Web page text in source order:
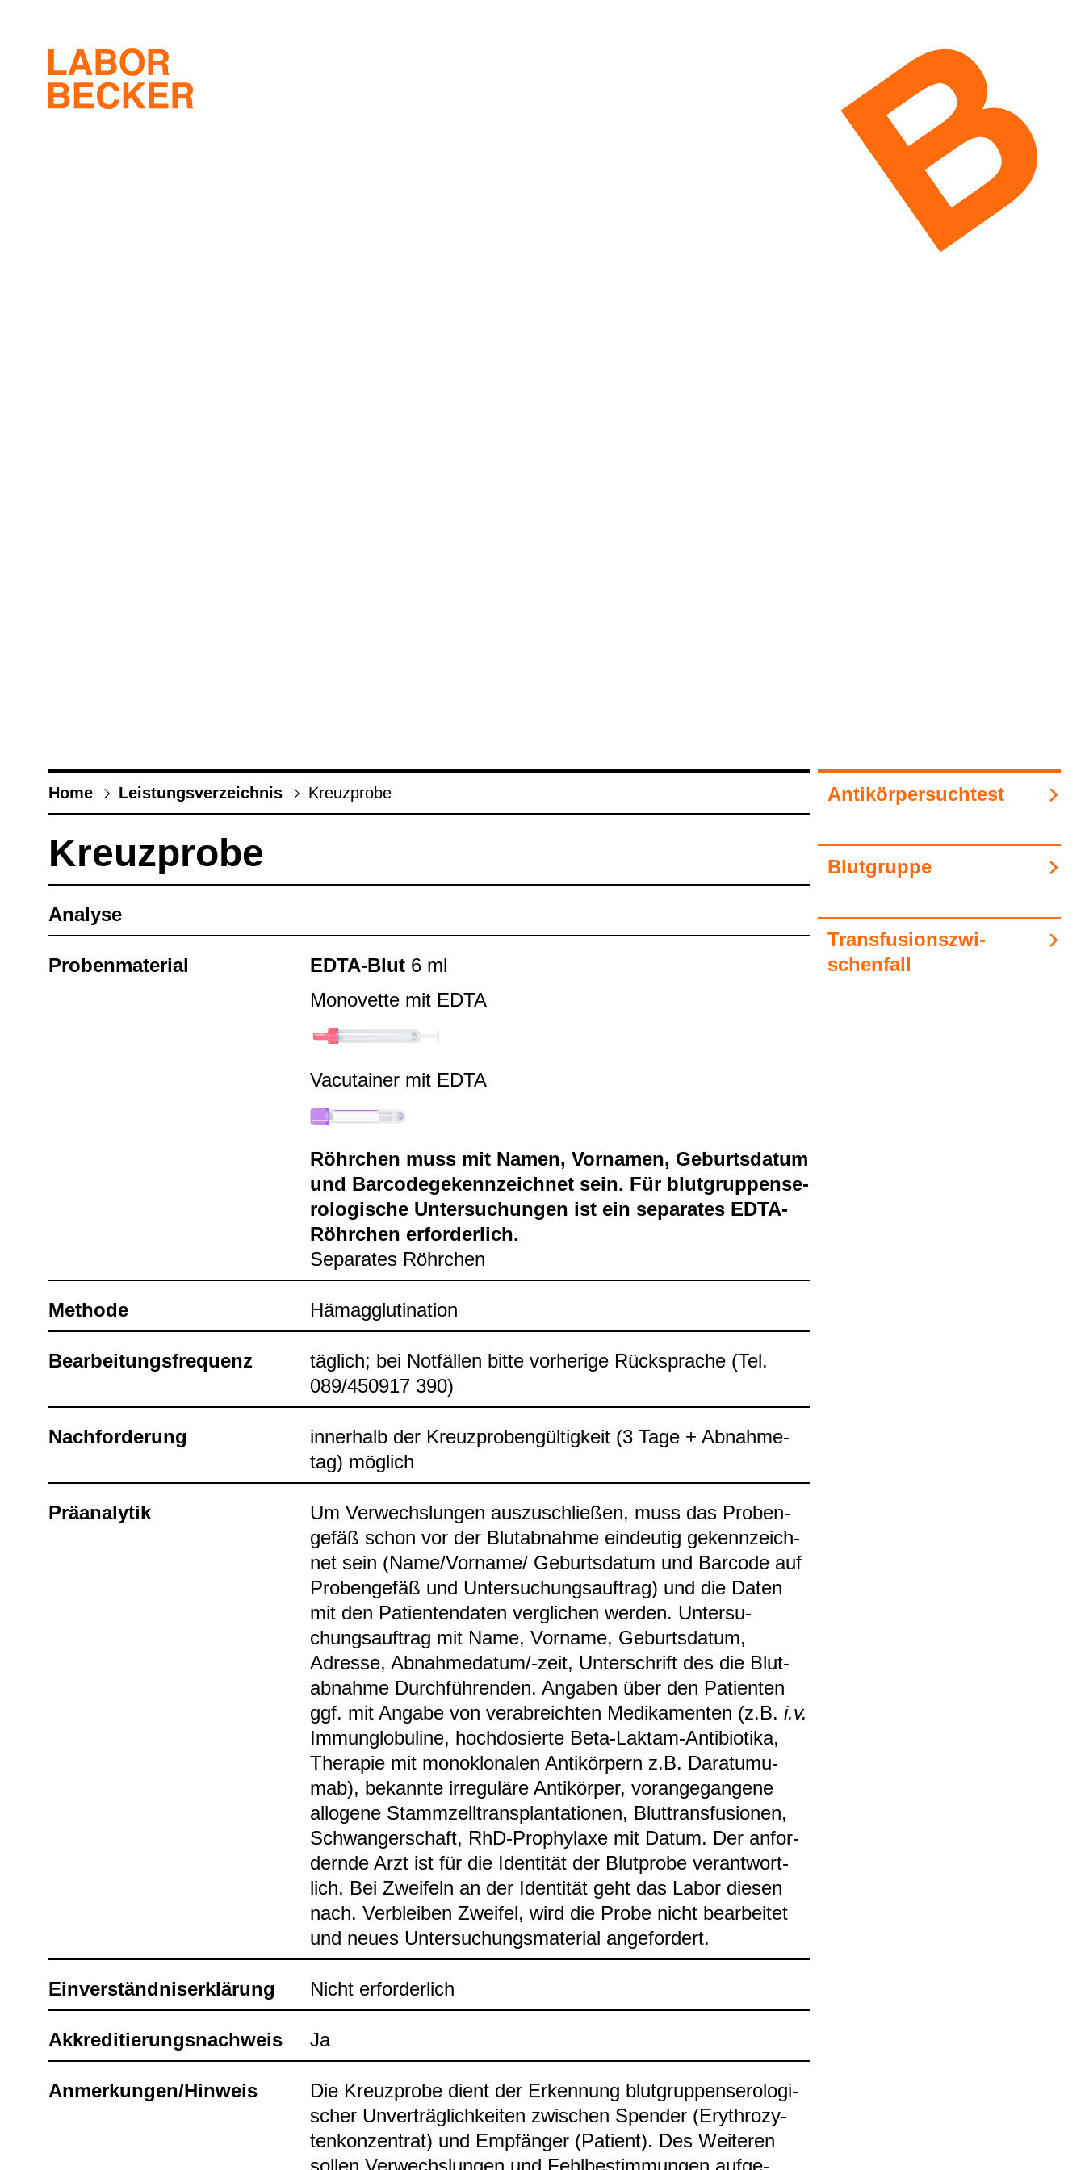
Home Leis­tungs­ver­zeich­nis Kreuz­probe
Kreuz­probe
Ana­lyse
Pro­ben­ma­te­rial EDTA-​Blut 6 ml
Mono­vette mit EDTA
Vacu­tai­ner mit EDTA
Röhr­chen muss mit Namen, Vor­na­men, Geburts­da­tum
und Bar­code­ge­kenn­zeich­net sein. Für blut­grup­pen­se­
ro­lo­gi­sche Unter­su­chun­gen ist ein sepa­ra­tes EDTA-​
Röhr­chen erfor­der­lich.
Sepa­ra­tes Röhr­chen
Methode Hämag­glu­ti­na­tion
Bear­bei­tungs­fre­quenz
täg­lich; bei Not­fäl­len bitte vor­he­rige Rück­spra­che (Tel.
089/450917 390)
Nach­for­de­rung
inner­halb der Kreuz­pro­ben­gül­tig­keit (3 Tage + Abnah­me­
tag) mög­lich
Prä­ana­ly­tik
Um Ver­wechs­lun­gen aus­zu­schlie­ßen, muss das Pro­ben­
ge­fäß schon vor der Blut­ab­nahme ein­deu­tig gekenn­zeich­
net sein (Name/Vor­name/ Geburts­da­tum und Bar­code auf
Pro­ben­ge­fäß und Unter­su­chungs­auf­trag) und die Daten
mit den Pati­en­ten­da­ten ver­gli­chen wer­den. Unter­su­
chungs­auf­trag mit Name, Vor­name, Geburts­da­tum,
Adresse, Abnah­me­da­tum/-​zeit, Unter­schrift des die Blut­
ab­nahme Durch­füh­ren­den. Anga­ben über den Pati­en­ten
ggf. mit Angabe von ver­ab­reich­ten Medi­ka­men­ten (z.B.i.v.
Immun­glo­bu­line, hoch­do­sierte Beta-​Laktam-​Anti­bio­tika,
The­ra­pie mit mono­klo­na­len Anti­kör­pern z.B. Dara­tu­mu­
mab), bekannte irre­gu­läre Anti­kör­per, vor­an­ge­gan­gene
allo­gene Stamm­zell­trans­plan­ta­tio­nen, Blut­trans­fu­sio­nen,
Schwan­ger­schaft, RhD-​Pro­phy­laxe mit Datum. Der anfor­
dernde Arzt ist für die Iden­ti­tät der Blut­probe ver­ant­wort­
lich. Bei Zwei­feln an der Iden­ti­tät geht das Labor die­sen
nach. Ver­blei­ben Zwei­fel, wird die Probe nicht bear­bei­tet
und neues Unter­su­chungs­ma­te­rial ange­for­dert.
Ein­ver­ständ­nis­er­klä­rung Nicht erfor­der­lich
Akkre­di­tie­rungs­nach­weis Ja
Anmer­kun­gen/Hin­weis
Die Kreuz­probe dient der Erken­nung blut­grup­pen­se­ro­lo­gi­
scher Unver­träg­lich­kei­ten zwi­schen Spen­der (Ery­thro­zy­
ten­kon­zen­trat) und Emp­fän­ger (Pati­ent). Des Wei­te­ren
Anti­kör­per­such­test
Blut­gruppe
Trans­fu­si­ons­zwi­
schen­fall